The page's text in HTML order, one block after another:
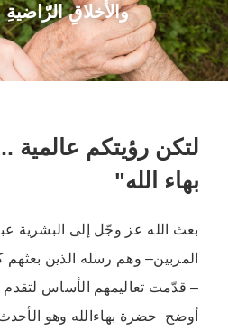
والأخلاقِ
لتكن رؤيتكم
بهاء الله"
بعث الله عز وجّل إلى البشرية
المربين– وهم رسله الذين بعثهم
– قدّمت تعاليمهم الأساس
أوضح حضرة بهاءالله وهو